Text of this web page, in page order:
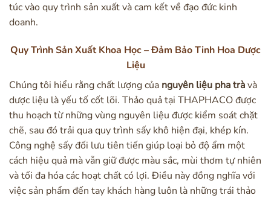
túc vào quy trình sản xuất và cam kết về đạo đức kinh
doanh.
Quy Trình Sản Xuất Khoa Học – Đảm Bảo Tinh Hoa Dược
Liệu
Chúng tôi hiểu rằng chất lượng của nguyên liệu pha tràvà
dược liệu là yếu tố cốt lõi. Thảo quả tại THAPHACO được
thu hoạch từ những vùng nguyên liệu được kiểm soát chặt
chẽ, sau đó trải qua quy trình sấy khô hiện đại, khép kín.
Công nghệ sấy đối lưu tiên tiến giúp loại bỏ độ ẩm một
cách hiệu quả mà vẫn giữ được màu sắc, mùi thơm tự nhiên
và tối đa hóa các hoạt chất có lợi. Điều này đồng nghĩa với
việc sản phẩm đến tay khách hàng luôn là những trái thảo